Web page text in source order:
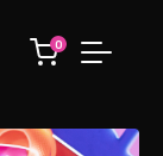
0